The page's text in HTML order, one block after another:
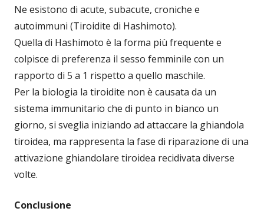
Ne esistono di acute, subacute, croniche e
autoimmuni (Tiroidite di Hashimoto).
Quella di Hashimoto è la forma più frequente e
colpisce di preferenza il sesso femminile con un
rapporto di 5 a 1 rispetto a quello maschile.
Per la biologia la tiroidite non è causata da un
sistema immunitario che di punto in bianco un
giorno, si sveglia iniziando ad attaccare la ghiandola
tiroidea, ma rappresenta la fase di riparazione di una
attivazione ghiandolare tiroidea recidivata diverse
volte.
Conclusione